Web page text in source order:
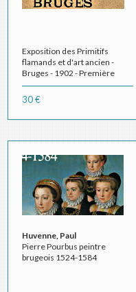
Exposition des Primitifs
flamands et d'art ancien -
Bruges - 1902 - Première
section : tableaux - catalogue
sommaire
30 €
Huvenne, Paul
Pierre Pourbus peintre
brugeois 1524-1584